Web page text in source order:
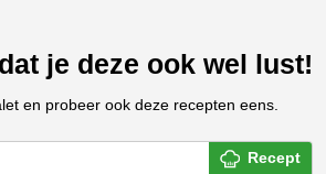
je deze ook wel lust!
en probeer ook deze recepten eens.
Recept